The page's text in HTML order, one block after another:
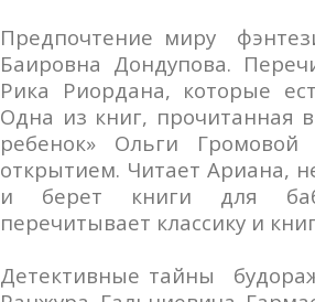
Предпочтение миру
Баировна Дондупова.
Рика Риордана, которые
Одна из книг, прочитанная
ребенок» Ольги
открытием. Читает Ариана,
и берет книги для
перечитывает классику и
Детективные тайны